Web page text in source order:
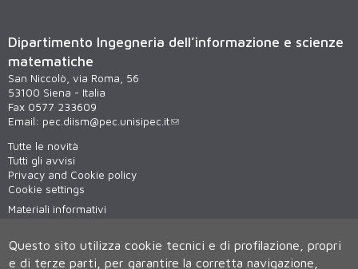
Dipartimento Ingegneria dell’informazione e scienze
matematiche
San Niccolò, via Roma, 56
53100 Siena - Italia
Fax 0577 233609
Email: pec.diism@pec.unisipec.it
Tutte le novità
Tutti gli avvisi
Privacy and Cookie policy
Cookie settings
Materiali informativi
Questo sito utilizza cookie tecnici e di profilazione, propri
e di terze parti, per garantire la corretta navigazione,